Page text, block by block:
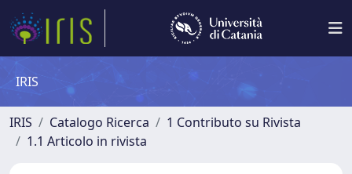
IRIS
IRIS Catalogo Ricerca
1 Contributo su Rivista
1.1 Articolo in rivista